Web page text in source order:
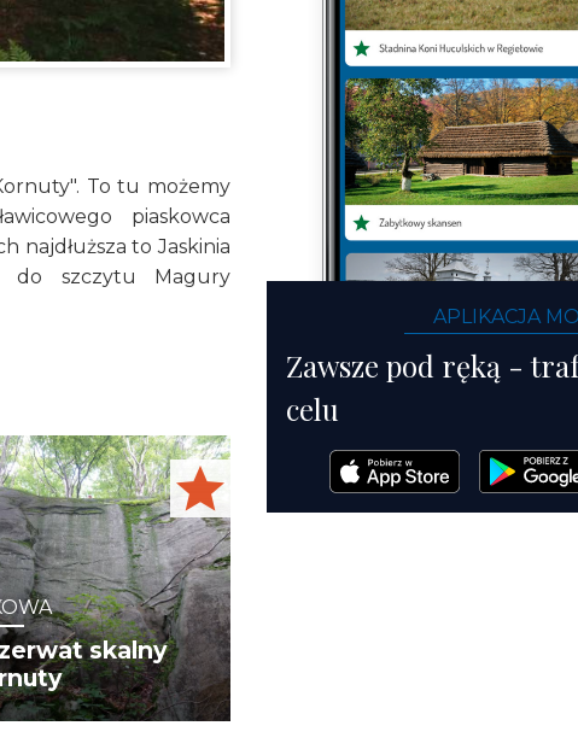
To tu możemy
piaskowca
najdłuższa to Jaskinia
do szczytu Magury
skalny
chroni
APLIKACJA
Zawsze pod ręką -
celu